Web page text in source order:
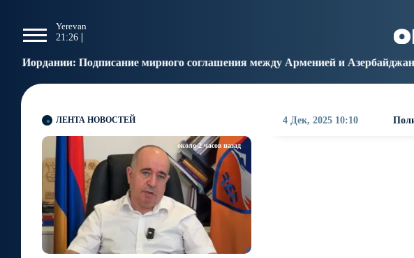
Yerevan
21:26
Los
10:26
мирного соглашения между Арменией и Азербайджаном близко 17:28
ЛЕНТА НОВОСТЕЙ
около 2 часов назад
4 Дек, 2025 10:10